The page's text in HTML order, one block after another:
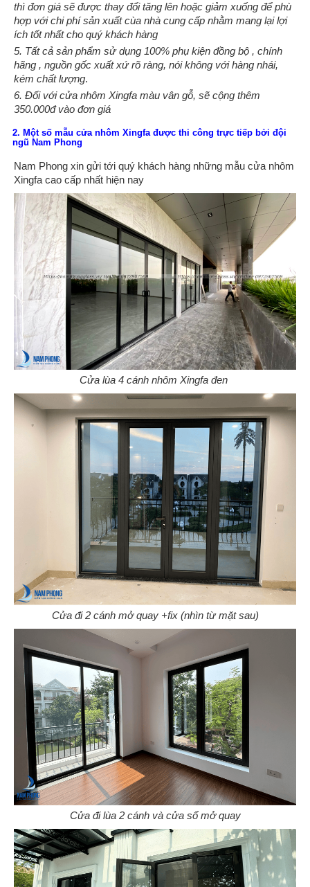
thì đơn giá sẽ được thay đổi tăng lên hoặc giảm xuống để phù
hợp với chi phí sản xuất cùa nhà cung cấp nhằm mang lại lợi
ích tốt nhất cho quý khách hàng
5. Tất cả sản phẩm sử dụng 100% phụ kiện đồng bộ , chính
hãng , nguồn gốc xuất xứ rõ ràng, nói không với hàng nhái,
kém chất lượng.
6. Đối với cửa nhôm Xingfa màu vân gỗ, sẽ cộng thêm
350.000đ vào đơn giá
2. Một số mẫu cửa nhôm Xingfa được thi công trực tiếp bởi đội
ngũ Nam Phong
Nam Phong xin gửi tới quý khách hàng những mẫu cửa nhôm
Xingfa cao cấp nhất hiện nay
Cửa lùa 4 cánh nhôm Xingfa đen
Cửa đi 2 cánh mở quay +fix (nhìn từ mặt sau)
Cửa đi lùa 2 cánh và cửa sổ mở quay